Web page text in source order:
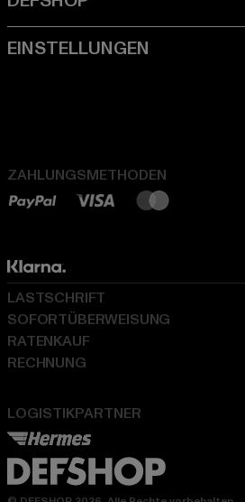
ZAHLUNGSMETHODEN
LOGISTIKPARTNER
LASTSCHRIFT
SOFORTÜBERWEISUNG
RATENKAUF
RECHNUNG